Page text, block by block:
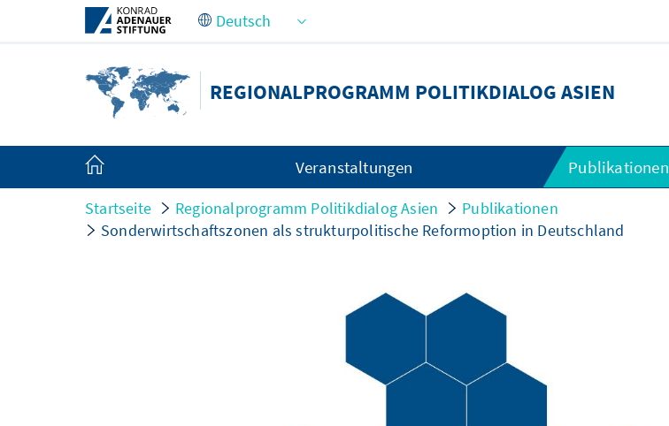
Zum Hauptinhalt springen
REGIONALPROGRAMM POLITIKDIALOG ASIEN
Veranstaltungen Publikationen
Startseite Regionalprogramm Politikdialog Asien
Publikationen
Sonderwirtschaftszonen als strukturpolitische Reformoption in Deutschland